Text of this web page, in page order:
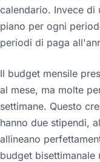
calendario. Invece di
piano per ogni
periodi di paga
Il budget mensile
al mese, ma molte
settimane. Questo
hanno due stipendi,
allineano
budget